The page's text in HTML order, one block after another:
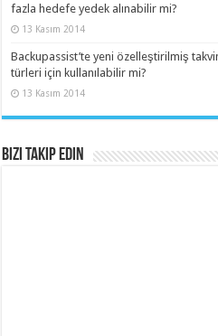
fazla hedefe yedek alınabilir mi?
13 Kasım 2014
Backupassist’te yeni özelleştirilmiş
türleri için kullanılabilir mi?
13 Kasım 2014
Bizi Takip Edin